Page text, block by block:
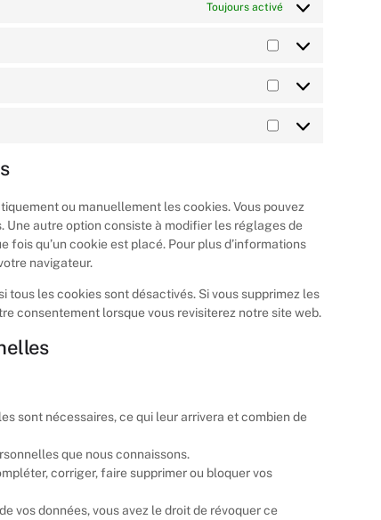
Toujours activé
ou manuellement les cookies. Vous pouvez
autre option consiste à modifier les réglages de
qu’un cookie est placé. Pour plus d’informations
navigateur.
les cookies sont désactivés. Si vous supprimez les
consentement lorsque vous revisiterez notre site web.
sont nécessaires, ce qui leur arrivera et combien de
que nous connaissons.
corriger, faire supprimer ou bloquer vos
vos données, vous avez le droit de révoquer ce